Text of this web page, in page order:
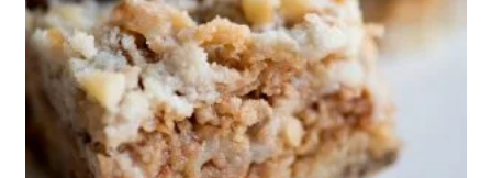
16
16
50 Min